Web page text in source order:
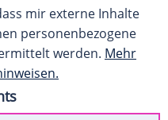
mir externe Inhalte
personenbezogene
werden. Mehr